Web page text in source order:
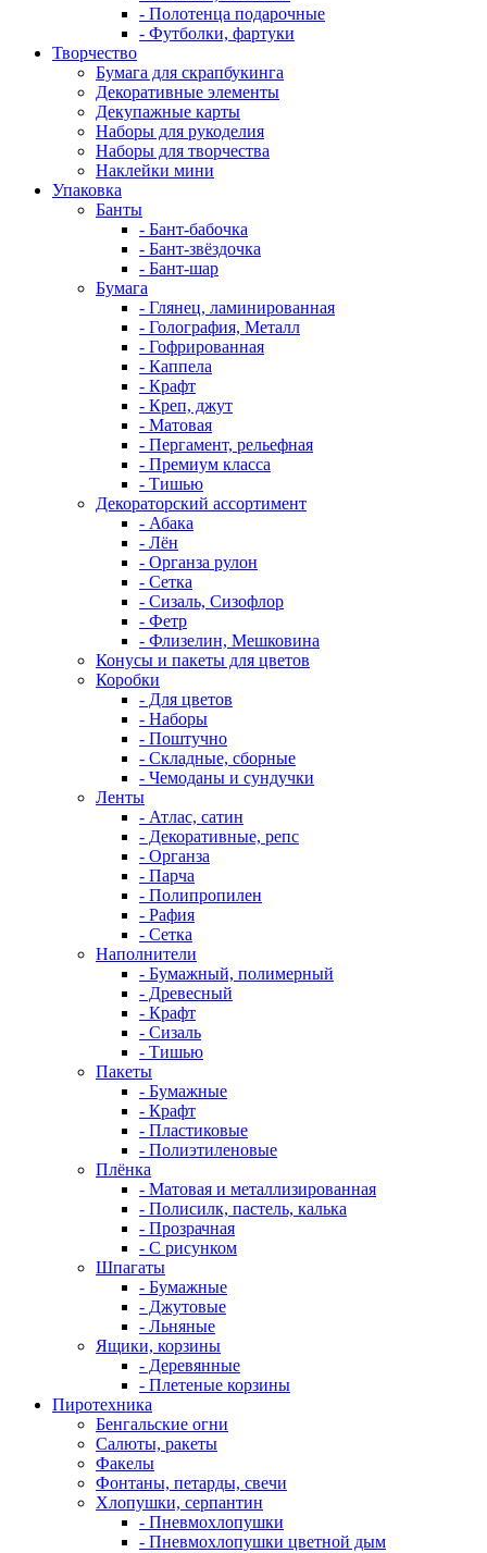
- Полотенца подарочные
- Футболки, фартуки
Творчество
Бумага для скрапбукинга
Декоративные элементы
Декупажные карты
Наборы для рукоделия
Наборы для творчества
Наклейки мини
Упаковка
Банты
- Бант-бабочка
- Бант-звёздочка
- Бант-шар
Бумага
- Глянец, ламинированная
- Голография, Металл
- Гофрированная
- Каппела
- Крафт
- Креп, джут
- Матовая
- Пергамент, рельефная
- Премиум класса
- Тишью
Декораторский ассортимент
- Абака
- Лён
- Органза рулон
- Сетка
- Сизаль, Сизофлор
- Фетр
- Флизелин, Мешковина
Конусы и пакеты для цветов
Коробки
- Для цветов
- Наборы
- Поштучно
- Складные, сборные
- Чемоданы и сундучки
Ленты
- Атлас, сатин
- Декоративные, репс
- Органза
- Парча
- Полипропилен
- Рафия
- Сетка
Наполнители
- Бумажный, полимерный
- Древесный
- Крафт
- Сизаль
- Тишью
Пакеты
- Бумажные
- Крафт
- Пластиковые
- Полиэтиленовые
Плёнка
- Матовая и металлизированная
- Полисилк, пастель, калька
- Прозрачная
- С рисунком
Шпагаты
- Бумажные
- Джутовые
- Льняные
Ящики, корзины
- Деревянные
- Плетеные корзины
Пиротехника
Бенгальские огни
Салюты, ракеты
Факелы
Фонтаны, петарды, свечи
Хлопушки, серпантин
- Пневмохлопушки
- Пневмохлопушки цветной дым